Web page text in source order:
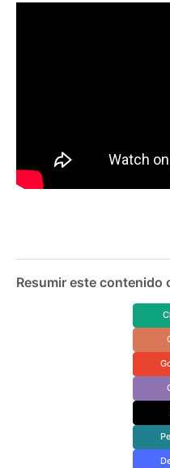
Resumir este